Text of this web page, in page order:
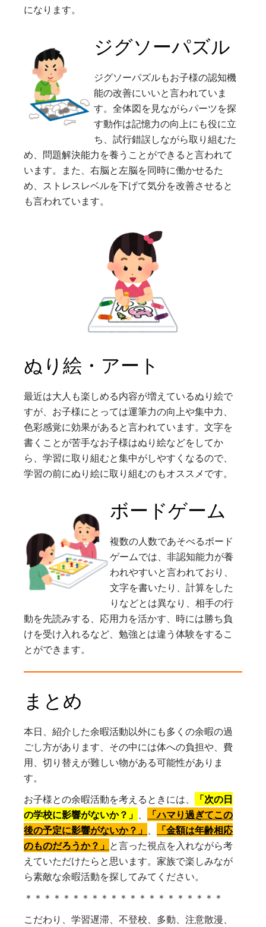
になります。
ジグソーパズル
ジグソーパズルもお子様の認知機
能の改善にいいと言われていま
す。全体図を見ながらパーツを探
す動作は記憶力の向上にも役に立
ち、試行錯誤しながら取り組むた
め、問題解決能力を養うことができると言われて
います。また、右脳と左脳を同時に働かせるた
め、ストレスレベルを下げて気分を改善させると
も言われています。
ぬり絵・アート
最近は大人も楽しめる内容が増えているぬり絵で
すが、お子様にとっては運筆力の向上や集中力、
色彩感覚に効果があると言われています。文字を
書くことが苦手なお子様はぬり絵などをしてか
ら、学習に取り組むと集中がしやすくなるので、
学習の前にぬり絵に取り組むのもオススメです。
ボードゲーム
複数の人数であそべるボード
ゲームでは、非認知能力が養
われやすいと言われており、
文字を書いたり、計算をした
りなどとは異なり、相手の行
動を先読みする、応用力を活かす、時には勝ち負
けを受け入れるなど、勉強とは違う体験をするこ
とができます。
まとめ
本日、紹介した余暇活動以外にも多くの余暇の過
ごし方があります、その中には体への負担や、費
用、切り替えが難しい物がある可能性がありま
す。
お子様との余暇活動を考えるときには、
「次の日
の学校に影響がないか？」 、
「ハマり過ぎてこの
後の予定に影響がないか？」 、
「金額は年齢相応
のものだろうか？」 と言った視点を入れながら考
えていただけたらと思います。家族で楽しみなが
ら素敵な余暇活動を探してみてください。
＊＊＊＊＊＊＊＊＊＊＊＊＊＊＊＊＊＊＊＊＊
こだわり、学習遅滞、不登校、多動、注意散漫、